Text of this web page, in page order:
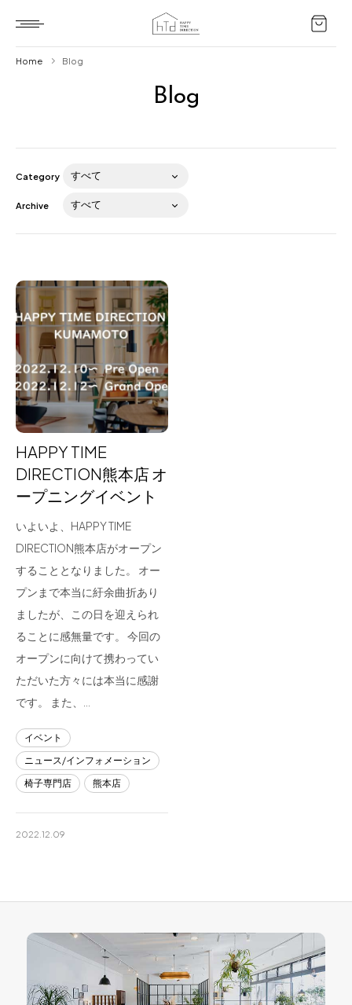
Blog
About us
for Business
Recruit
Contact
フラッグシップストア
熊本店
Arv
Blog
Home Blog
Category
Archive
HAPPY TIME
DIRECTION熊本店 オ
ープニングイベント
いよいよ、HAPPY TIME
DIRECTION熊本店がオープン
することとなりました。 オー
プンまで本当に紆余曲折あり
ましたが、この日を迎えられ
ることに感無量です。 今回の
オープンに向けて携わってい
ただいた方々には本当に感謝
です。 また、…
イベント
ニュース/インフォメーション
椅子専門店
熊本店
2022.12.09